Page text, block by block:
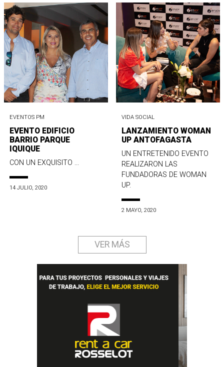
EVENTOS PM
EVENTO EDIFICIO
BARRIO PARQUE
IQUIQUE
CON UN EXQUISITO ...
14 JULIO, 2020
VIDA SOCIAL
LANZAMIENTO WOMAN
UP ANTOFAGASTA
UN ENTRETENIDO EVENTO
REALIZARON LAS
FUNDADORAS DE WOMAN
UP.
2 MAYO, 2020
VER MÁS